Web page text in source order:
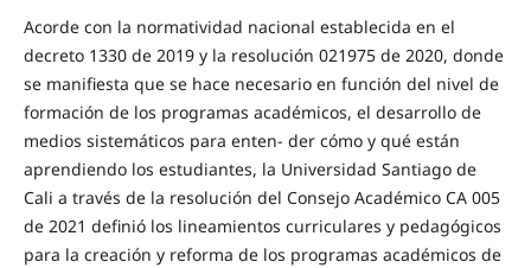
Acorde con la normatividad nacional establecida en el
decreto 1330 de 2019 y la resolución 021975 de 2020, donde
se manifiesta que se hace necesario en función del nivel de
formación de los programas académicos, el desarrollo de
medios sistemáticos para enten- der cómo y qué están
aprendiendo los estudiantes, la Universidad Santiago de
Cali a través de la resolución del Consejo Académico CA 005
de 2021 definió los lineamientos curriculares y pedagógicos
para la creación y reforma de los programas académicos de